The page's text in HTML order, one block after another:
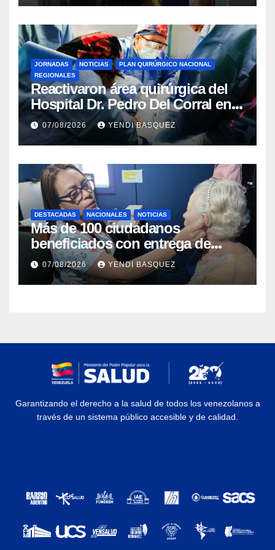
JORNADAS NOTICIAS
PLAN QUIRÚRGICO NACIONAL
REGIONALES
Reactivaron área quirúrgica del
Hospital Dr. Pedro Del Corral en
Guárico
07/08/2026 YENDI BASQUEZ
DESTACADAS NACIONALES NOTICIAS
Más de 100 ciudadanos
beneficiados con entrega de
prótesis auditivas en el Centro de
Rehabilitación J.J. Arvelo
07/08/2026 YENDI BASQUEZ
Garantizando el derecho a la salud de todos los venezolanos a
través de un sistema público accesible y de calidad.